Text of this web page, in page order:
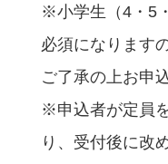
※小学生（4・5
必須になりますの
ご了承の上お申
※申込者が定員
り、受付後に改